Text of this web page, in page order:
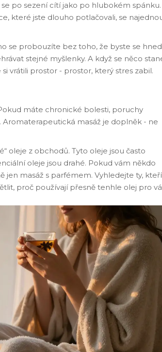
se po sezení cítí jako po hlubokém spánku.
které jste dlouho potlačovali, se
se probouzíte bez toho, že byste se hned
stejné myšlenky. A když se něco
vrátili prostor - prostor, který stres zabil.
máte chronické bolesti, poruchy
masáž je doplněk - ne
oleje z obchodů. Tyto oleje jsou často
oleje jsou drahé. Pokud vám někdo
jen masáž s parfémem. Vyhledejte ty, kteří
proč používají přesně tenhle olej pro